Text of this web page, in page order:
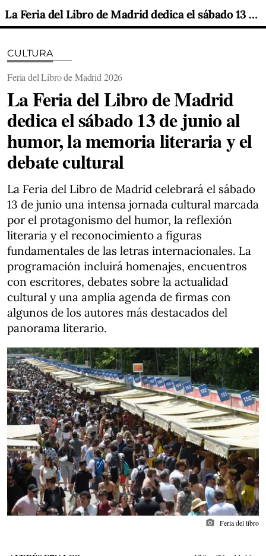
La Feria del Libro de Madrid dedica el sábado 13 de junio al humor, la memoria literaria y el debate cultural
CULTURA
Feria del Libro de Madrid 2026
La Feria del Libro de Madrid
dedica el sábado 13 de junio al
humor, la memoria literaria y el
debate cultural
La Feria del Libro de Madrid celebrará el sábado
13 de junio una intensa jornada cultural marcada
por el protagonismo del humor, la reflexión
literaria y el reconocimiento a figuras
fundamentales de las letras internacionales. La
programación incluirá homenajes, encuentros
con escritores, debates sobre la actualidad
cultural y una amplia agenda de firmas con
algunos de los autores más destacados del
panorama literario.
photo_camera Feria del libro